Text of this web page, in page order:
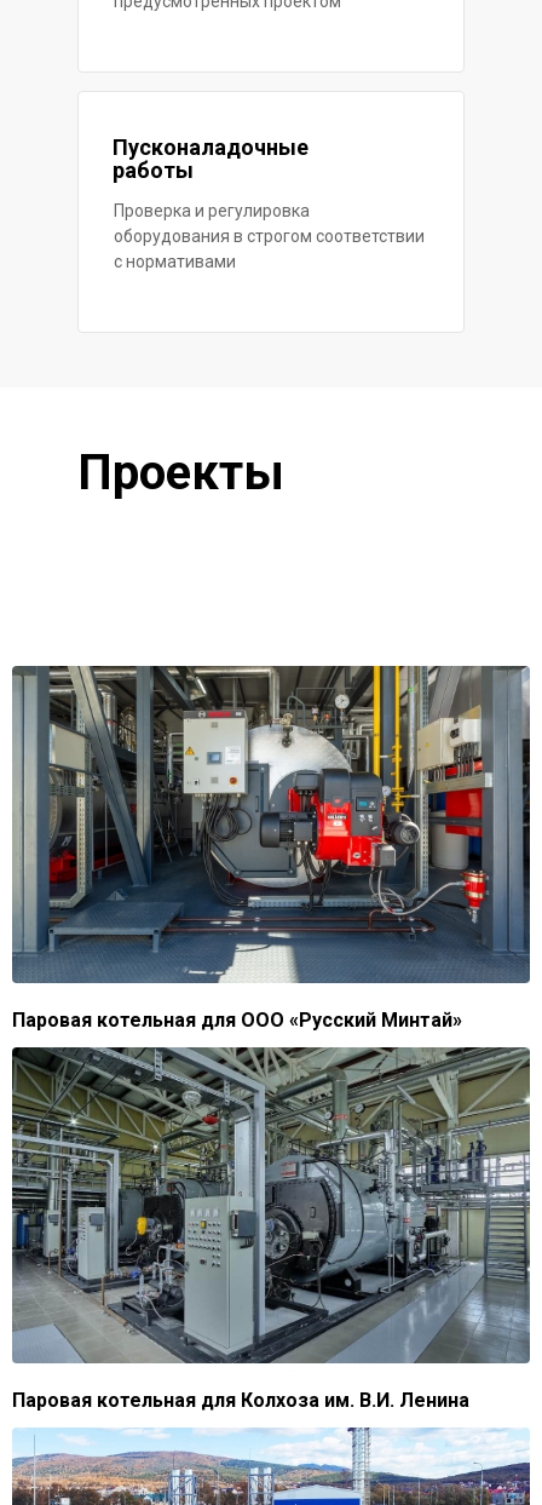
Пусконаладочные
работы
Проверка и регулировка
оборудования в строгом соответствии
с нормативами
Проекты
Паровая котельная для ООО «Русский Минтай»
Паровая котельная для Колхоза им. В.И. Ленина